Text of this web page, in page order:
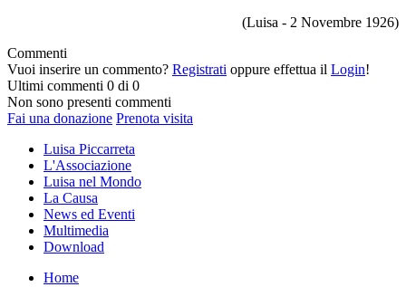
(Luisa - 2 Novembre 1926)
Commenti
Vuoi inserire un commento? Registrati oppure effettua il Login!
Ultimi commenti 0 di 0
Non sono presenti commenti
Fai una donazione Prenota visita
Luisa Piccarreta
L'Associazione
Luisa nel Mondo
La Causa
News ed Eventi
Multimedia
Download
Home